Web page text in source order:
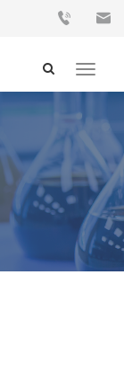
Toggle